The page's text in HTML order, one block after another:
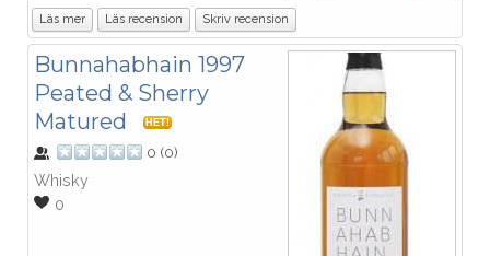
Läs mer Läs recension Skriv recension
Bunnahabhain 1997
Peated & Sherry
Matured
HET!
0 (0)
Whisky
0